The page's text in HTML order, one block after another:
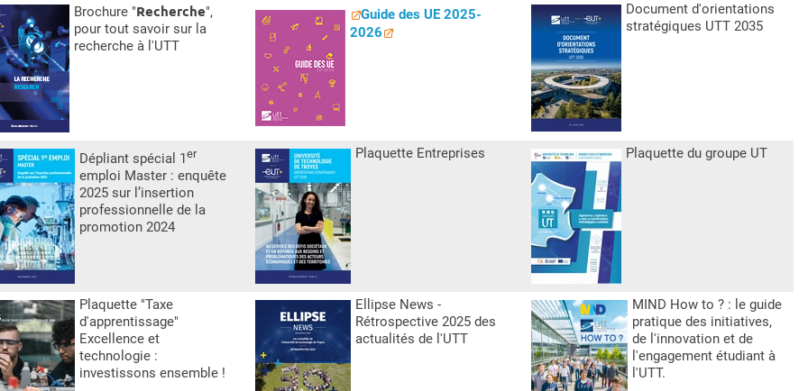
Brochure "Recherche",
pour tout savoir sur la
recherche à l'UTT
Guide des UE 2025-
2026
Document d'orientations
stratégiques UTT 2035
Dépliant spécial 1er
emploi Master : enquête
2025 sur l’insertion
professionnelle de la
promotion 2024
Plaquette Entreprises Plaquette du groupe UT
Plaquette "Taxe
d'apprentissage"
Excellence et
technologie :
investissons ensemble !
Ellipse News -
Rétrospective 2025 des
actualités de l'UTT
MIND How to ? : le guide
pratique des initiatives,
de l'innovation et de
l'engagement étudiant à
l'UTT.